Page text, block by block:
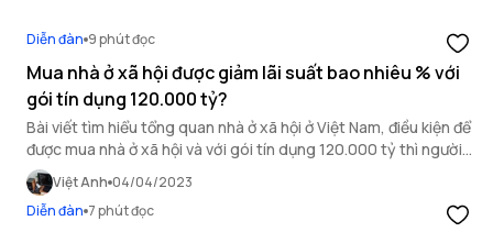
Diễn đàn 9 phút đọc
Mua nhà ở xã hội được giảm lãi suất bao nhiêu % với
gói tín dụng 120.000 tỷ?
Bài viết tìm hiểu tổng quan nhà ở xã hội ở Việt Nam, điều kiện để
được mua nhà ở xã hội và với gói tín dụng 120.000 tỷ thì người
mua nhà ở xã hội được giảm lãi suất bao nhiêu phần trăm.
Việt Anh 04/04/2023
Diễn đàn 7 phút đọc